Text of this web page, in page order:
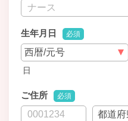
生年月日 必須
日
ご住所 必須